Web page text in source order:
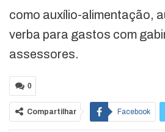
como auxílio-alimentação,
verba para gastos com
assessores.
0
Compartilhar Facebook